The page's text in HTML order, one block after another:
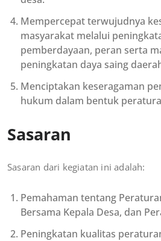
Mempercepat terwujudnya
masyarakat melalui
pemberdayaan, peran serta
peningkatan daya saing
Menciptakan keseragaman
hukum dalam bentuk
Sasaran
Sasaran dari kegiatan ini adalah:
Pemahaman tentang
Bersama Kepala Desa, dan
Peningkatan kualitas